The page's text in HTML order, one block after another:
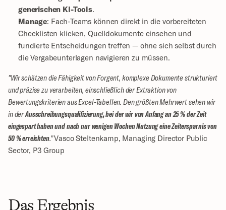
generischen KI-Tools.
Manage: Fach-Teams können direkt in die vorbereiteten
Checklisten klicken, Quelldokumente einsehen und
fundierte Entscheidungen treffen — ohne sich selbst durch
die Vergabeunterlagen navigieren zu müssen.
"Wir schätzen die Fähigkeit von Forgent, komplexe Dokumente strukturiert
und präzise zu verarbeiten, einschließlich der Extraktion von
Bewertungskriterien aus Excel-Tabellen. Den größten Mehrwert sehen wir
in der Ausschreibungsqualifizierung, bei der wir von Anfang an 25 % der Zeit
eingespart haben und nach nur wenigen Wochen Nutzung eine Zeitersparnis von
50 % erreichten." Vasco Steltenkamp, Managing Director Public
Sector, P3 Group
Das Ergebnis